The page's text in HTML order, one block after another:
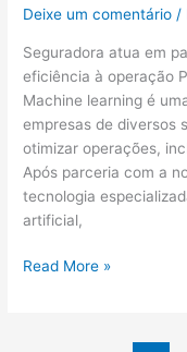
Deixe um comentário /
Seguradora atua em
eficiência à operação
Machine learning é
empresas de diversos
otimizar operações,
Após parceria com a
tecnologia
artificial,
Read More »